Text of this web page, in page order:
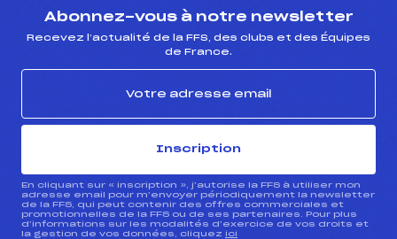
Abonnez-vous à notre newsletter
Recevez l’actualité de la FFS, des clubs et des Équipes
de France.
Inscription
En cliquant sur « inscription », j’autorise la FFS à utiliser mon
adresse email pour m’envoyer périodiquement la newsletter
de la FFS, qui peut contenir des offres commerciales et
promotionnelles de la FFS ou de ses partenaires. Pour plus
d’informations sur les modalités d’exercice de vos droits et
la gestion de vos données, cliquez ici